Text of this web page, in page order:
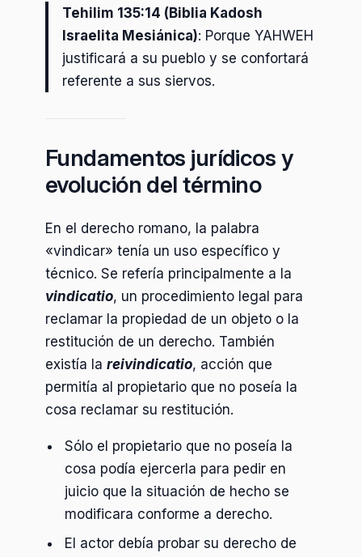
Tehilim 135:14 (Biblia Kadosh
Israelita Mesiánica): Porque YAHWEH
justificará a su pueblo y se confortará
referente a sus siervos.
Fundamentos jurídicos y
evolución del término
En el derecho romano, la palabra
«vindicar» tenía un uso específico y
técnico. Se refería principalmente a la
vindicatio, un procedimiento legal para
reclamar la propiedad de un objeto o la
restitución de un derecho. También
existía la reivindicatio, acción que
permitía al propietario que no poseía la
cosa reclamar su restitución.
Sólo el propietario que no poseía la
cosa podía ejercerla para pedir en
juicio que la situación de hecho se
modificara conforme a derecho.
El actor debía probar su derecho de